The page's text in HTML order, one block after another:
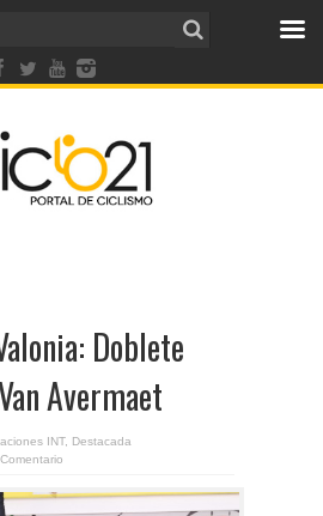
Doblete
Avermaet
INT, Destacada